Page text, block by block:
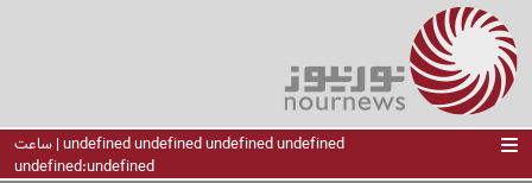
undefined undefined undefined undefined | ساعت
undefined:undefined